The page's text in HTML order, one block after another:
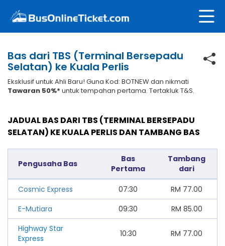
Bas dari TBS (Terminal Bersepadu
Selatan) ke Kuala Perlis
Eksklusif untuk Ahli Baru! Guna Kod: BOTNEW dan nikmati
Tawaran 50%* untuk tempahan pertama. Tertakluk T&S.
JADUAL BAS DARI TBS (TERMINAL BERSEPADU
SELATAN) KE KUALA PERLIS DAN TAMBANG BAS
Pengusaha Bas
Bas
Pertama
Tambang
dari
Cosmic Express 07:30 RM 77.00
E-Mutiara
09:30 RM 85.00
Highway Star
Express
10:30 RM 77.00